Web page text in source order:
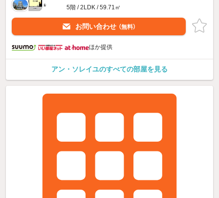
5階 / 2LDK / 59.71㎡
お問い合わせ （無料）
ほか提供
アン・ソレイユのすべての部屋を見る